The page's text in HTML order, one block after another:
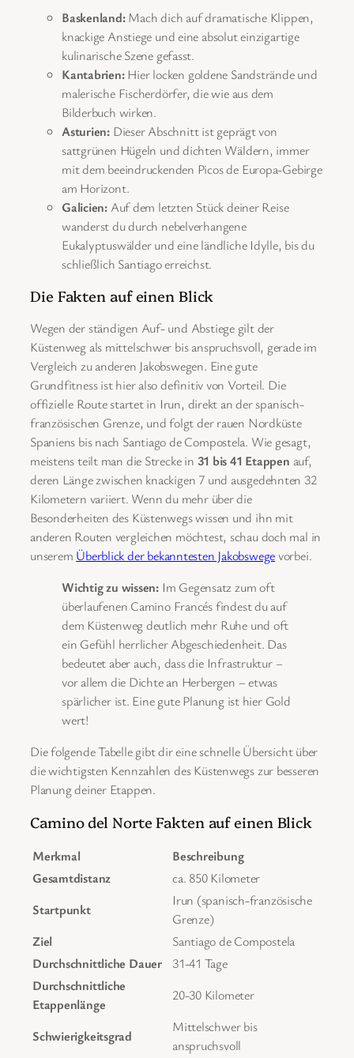
Baskenland:Mach dich auf dramatische Klippen,
knackige Anstiege und eine absolut einzigartige
kulinarische Szene gefasst.
Kantabrien:Hier locken goldene Sandstrände und
malerische Fischerdörfer, die wie aus dem
Bilderbuch wirken.
Asturien: Dieser Abschnitt ist geprägt von
sattgrünen Hügeln und dichten Wäldern, immer
mit dem beeindruckenden Picos de Europa-Gebirge
am Horizont.
Galicien: Auf dem letzten Stück deiner Reise
wanderst du durch nebelverhangene
Eukalyptuswälder und eine ländliche Idylle, bis du
schließlich Santiago erreichst.
Die Fakten auf einen Blick
Wegen der ständigen Auf- und Abstiege gilt der
Küstenweg als mittelschwer bis anspruchsvoll, gerade im
Vergleich zu anderen Jakobswegen. Eine gute
Grundfitness ist hier also definitiv von Vorteil. Die
offizielle Route startet in Irun, direkt an der spanisch-
französischen Grenze, und folgt der rauen Nordküste
Spaniens bis nach Santiago de Compostela. Wie gesagt,
meistens teilt man die Strecke in 31 bis 41 Etappen auf,
deren Länge zwischen knackigen 7 und ausgedehnten 32
Kilometern variiert. Wenn du mehr über die
Besonderheiten des Küstenwegs wissen und ihn mit
anderen Routen vergleichen möchtest, schau doch mal in
unserem Überblick der bekanntesten Jakobswegevorbei.
Wichtig zu wissen: Im Gegensatz zum oft
überlaufenen Camino Francés findest du auf
dem Küstenweg deutlich mehr Ruhe und oft
ein Gefühl herrlicher Abgeschiedenheit. Das
bedeutet aber auch, dass die Infrastruktur –
vor allem die Dichte an Herbergen – etwas
spärlicher ist. Eine gute Planung ist hier Gold
wert!
Die folgende Tabelle gibt dir eine schnelle Übersicht über
die wichtigsten Kennzahlen des Küstenwegs zur besseren
Planung deiner Etappen.
Camino del Norte Fakten auf einen Blick
Merkmal
Beschreibung
Gesamtdistanz
ca. 850 Kilometer
Startpunkt
Irun (spanisch-französische
Grenze)
Ziel
Santiago de Compostela
Durchschnittliche Dauer
31-41 Tage
Durchschnittliche
Etappenlänge
20-30 Kilometer
Schwierigkeitsgrad
Mittelschwer bis
anspruchsvoll